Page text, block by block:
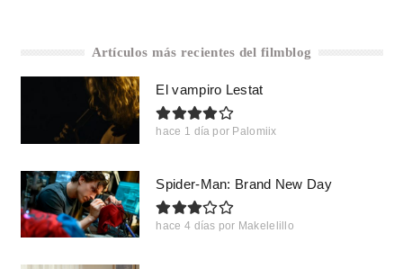
Artículos más recientes del filmblog
El vampiro Lestat
hace 1 día por Palomiix
Spider-Man: Brand New Day
hace 4 días por Makelelillo